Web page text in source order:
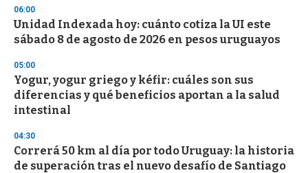
d
s
o
f
3
s
e
c
o
d
s
06:00
Unidad Indexada hoy: cuánto cotiza la UI este
sábado 8 de agosto de 2026 en pesos uruguayos
05:00
Yogur, yogur griego y kéfir: cuáles son sus
diferencias y qué beneficios aportan a la salud
intestinal
04:30
Correrá 50 km al día por todo Uruguay: la historia
de superación tras el nuevo desafío de Santiago